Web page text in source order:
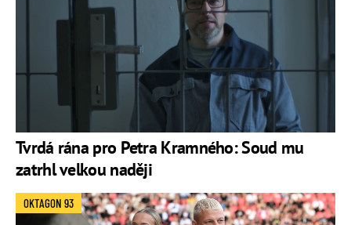
Tvrdá rána pro Petra Kramného: Soud mu
zatrhl velkou naději
OKTAGON 93